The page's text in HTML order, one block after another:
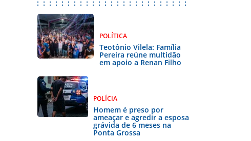
POLÍTICA
Teotônio Vilela: Família
Pereira reúne multidão
em apoio a Renan Filho
POLÍCIA
Homem é preso por
ameaçar e agredir a esposa
grávida de 6 meses na
Ponta Grossa